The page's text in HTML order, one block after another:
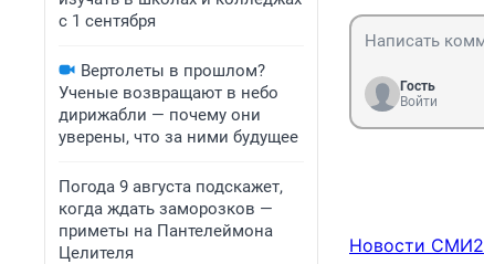
с 1 сентября
Вертолеты в прошлом?
Ученые возвращают в небо
дирижабли — почему они
уверены, что за ними будущее
Погода 9 августа подскажет,
когда ждать заморозков —
приметы на Пантелеймона
Целителя
Гость
Войти
Новости СМИ2